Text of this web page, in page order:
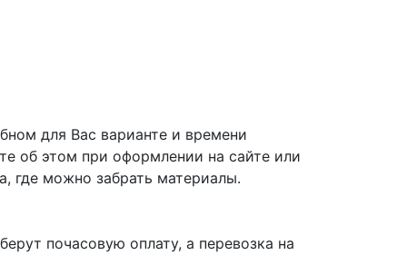
для Вас варианте и времени
об этом при оформлении на сайте или
где можно забрать материалы.
почасовую оплату, а перевозка на